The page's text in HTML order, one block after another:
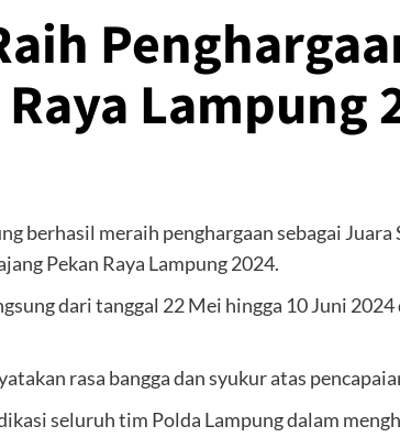
Lampung
berhasil meraih penghargaan sebagai
Pekan Raya Lampung 2024.
dari tanggal 22 Mei hingga 10 Juni
rasa bangga dan syukur atas
seluruh tim Polda Lampung dalam